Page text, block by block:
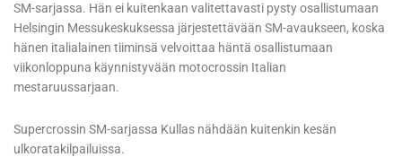
SM-sarjassa. Hän ei kuitenkaan valitettavasti pysty osallistumaan
Helsingin Messukeskuksessa järjestettävään SM-avaukseen, koska
hänen italialainen tiiminsä velvoittaa häntä osallistumaan
viikonloppuna käynnistyvään motocrossin Italian
mestaruussarjaan.
Supercrossin SM-sarjassa Kullas nähdään kuitenkin kesän
ulkoratakilpailuissa.